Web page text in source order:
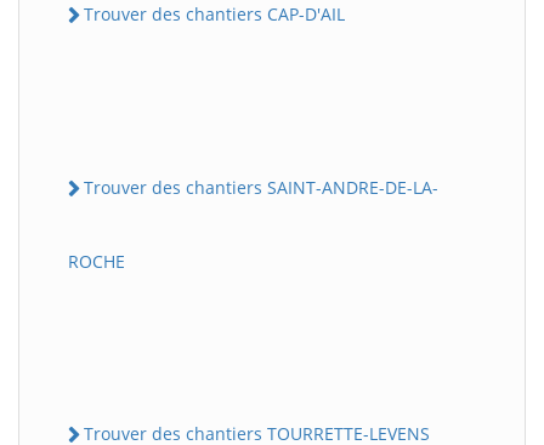
Trouver des chantiers CAP-D'AIL
Trouver des chantiers SAINT-ANDRE-DE-LA-
ROCHE
Trouver des chantiers TOURRETTE-LEVENS